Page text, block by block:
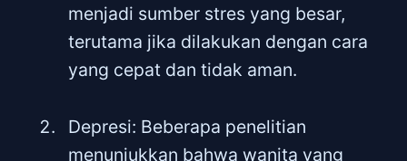
menjadi sumber stres yang besar,
terutama jika dilakukan dengan cara
yang cepat dan tidak aman.
Depresi: Beberapa penelitian
menunjukkan bahwa wanita yang